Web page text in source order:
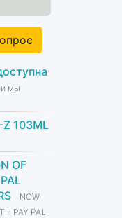
мы
103ML
OF
NOW
PAY PAL